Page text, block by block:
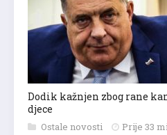
Dodik kažnjen zbog rane
djece
Ostale novosti Prije 33